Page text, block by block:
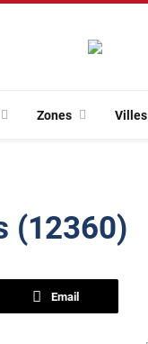
Zones Villes
(12360)
Email